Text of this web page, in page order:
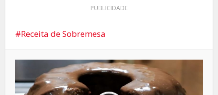
PUBLICIDADE
Receita de Sobremesa